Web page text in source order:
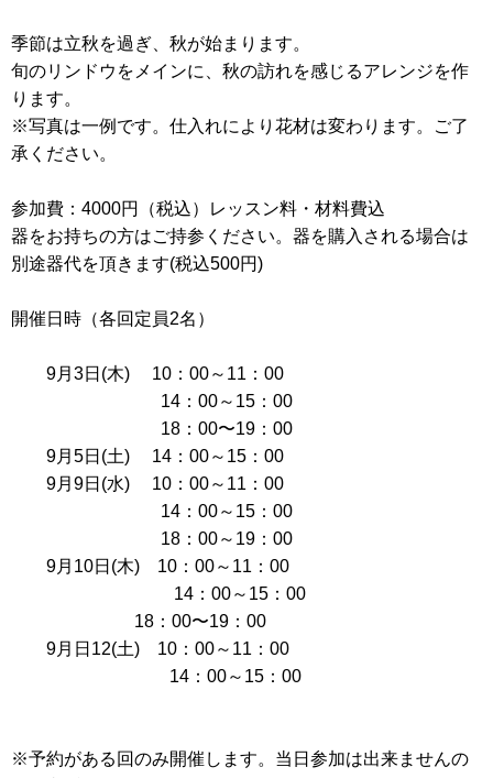
季節は立秋を過ぎ、秋が始まります。
旬のリンドウをメインに、秋の訪れを感じるアレンジを作
ります。
※写真は一例です。仕入れにより花材は変わります。ご了
承ください。
参加費：4000円（税込）レッスン料・材料費込
器をお持ちの方はご持参ください。器を購入される場合は
別途器代を頂きます(税込500円)
開催日時（各回定員2名）
9月3日(木) 10：00～11：00
14：00～15：00
18：00〜19：00
9月5日(土) 14：00～15：00
9月9日(水) 10：00～11：00
14：00～15：00
18：00～19：00
9月10日(木) 10：00～11：00
14：00～15：00
18：00〜19：00
9月日12(土) 10：00～11：00
14：00～15：00
※予約がある回のみ開催します。当日参加は出来ませんの